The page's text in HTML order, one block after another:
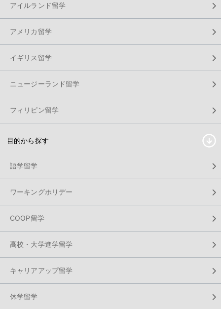
アイルランド留学
アメリカ留学
イギリス留学
ニュージーランド留学
フィリピン留学
目的から探す
語学留学
ワーキングホリデー
COOP留学
高校・大学進学留学
キャリアアップ留学
休学留学